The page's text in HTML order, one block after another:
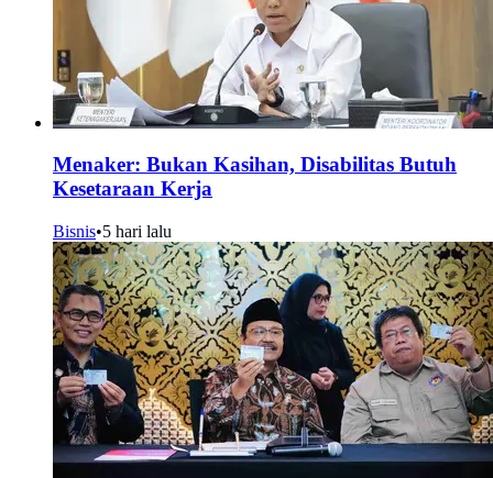
Menaker: Bukan Kasihan, Disabilitas Butuh
Kesetaraan Kerja
Bisnis•5 hari lalu